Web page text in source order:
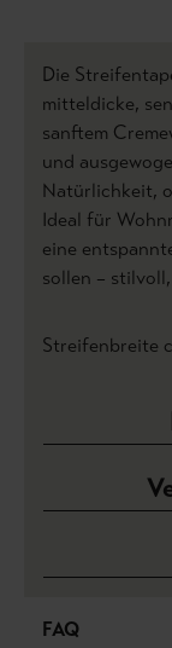
Die
mitteldicke,
sanftem
und
Natürlichkeit,
Ideal für
eine
sollen –
Streifenbreite
FAQ